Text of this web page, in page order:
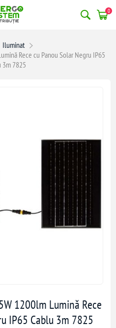
0
Iluminat
Rece cu Panou Solar Negru IP65
3m 7825
1200lm Lumină Rece
IP65 Cablu 3m 7825